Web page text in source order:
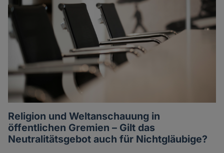
Religion und Weltanschauung in
öffentlichen Gremien – Gilt das
Neutralitätsgebot auch für Nichtgläubige?